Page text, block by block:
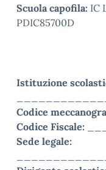
Scuola capofila: IC
PDIC85700D
Istituzione
Codice
Codice Fiscale:
Sede legale: